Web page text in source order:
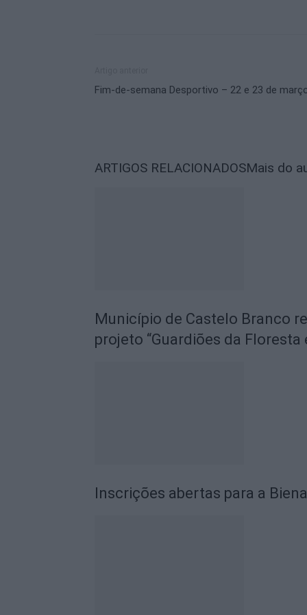
Fim-de-semana Desportivo – 22 e 23 de
ARTIGOS RELACIONADOSMais do
Município de Castelo Branco
projeto “Guardiões da Floresta
Inscrições abertas para a